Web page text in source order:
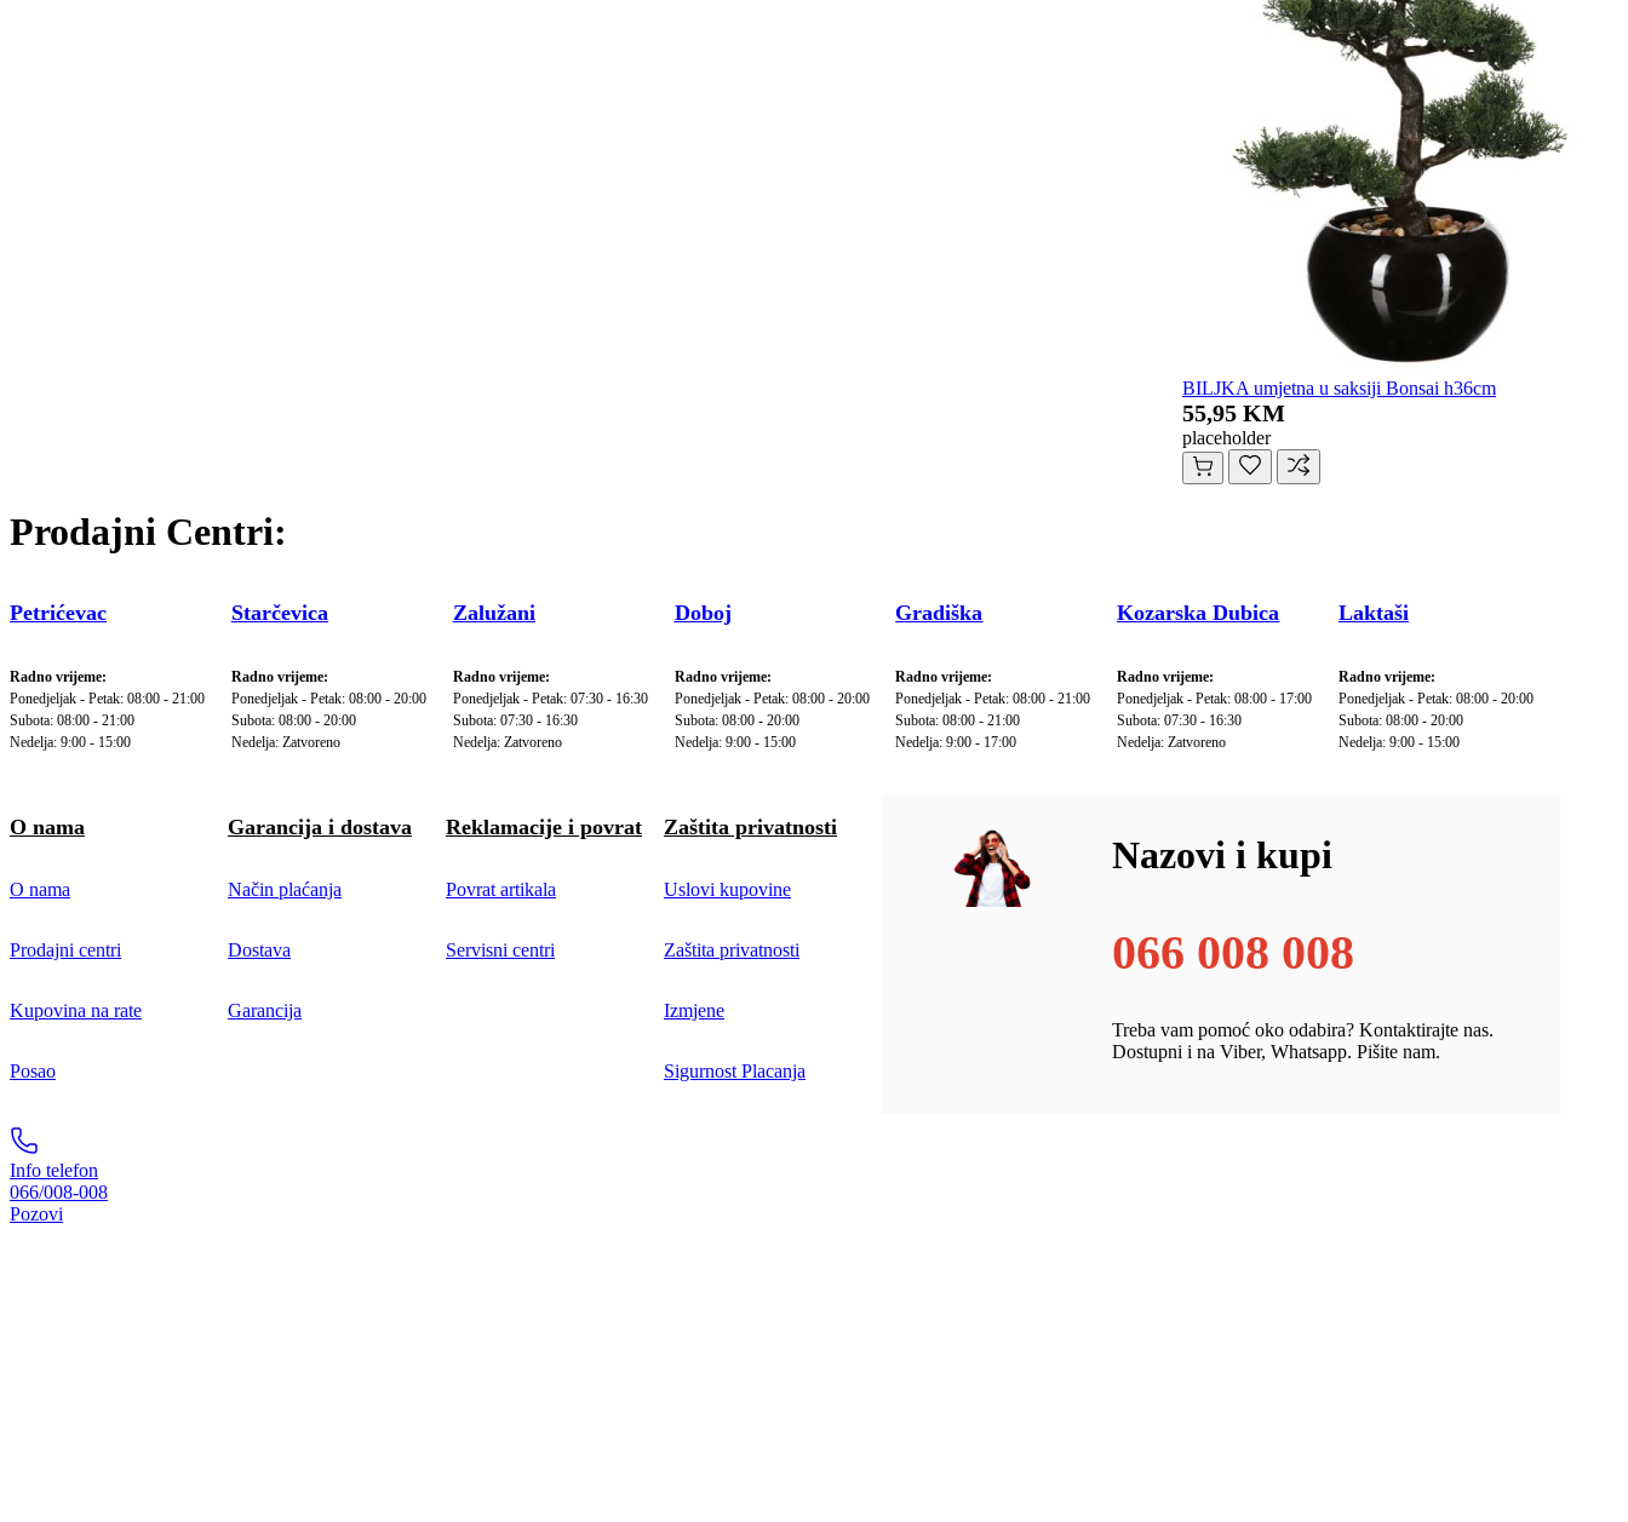
BILJKA umjetna u saksiji Bonsai h36cm
55,95 KM
placeholder
Prodajni Centri:
Petrićevac
Radno vrijeme:
Ponedjeljak - Petak: 08:00 - 21:00
Subota: 08:00 - 21:00
Nedelja: 9:00 - 15:00
Starčevica
Radno vrijeme:
Ponedjeljak - Petak: 08:00 - 20:00
Subota: 08:00 - 20:00
Nedelja: Zatvoreno
Zalužani
Radno vrijeme:
Ponedjeljak - Petak: 07:30 - 16:30
Subota: 07:30 - 16:30
Nedelja: Zatvoreno
Doboj
Radno vrijeme:
Ponedjeljak - Petak: 08:00 - 20:00
Subota: 08:00 - 20:00
Nedelja: 9:00 - 15:00
Gradiška
Radno vrijeme:
Ponedjeljak - Petak: 08:00 - 21:00
Subota: 08:00 - 21:00
Nedelja: 9:00 - 17:00
Kozarska Dubica
Radno vrijeme:
Ponedjeljak - Petak: 08:00 - 17:00
Subota: 07:30 - 16:30
Nedelja: Zatvoreno
Laktaši
Radno vrijeme:
Ponedjeljak - Petak: 08:00 - 20:00
Subota: 08:00 - 20:00
Nedelja: 9:00 - 15:00
O nama
O nama
Prodajni centri
Kupovina na rate
Posao
Garancija i dostava
Način plaćanja
Dostava
Garancija
Reklamacije i povrat
Povrat artikala
Servisni centri
Zaštita privatnosti
Uslovi kupovine
Zaštita privatnosti
Izmjene
Sigurnost Placanja
Nazovi i kupi
066 008 008
Treba vam pomoć oko odabira? Kontaktirajte nas.
Dostupni i na Viber, Whatsapp. Pišite nam.
Info telefon
066/008-008
Pozovi